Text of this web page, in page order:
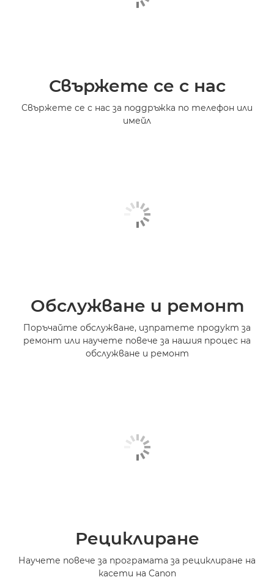
Свържете се с нас
Свържете се с нас за поддръжка по телефон или
имейл
Обслужване и ремонт
Поръчайте обслужване, изпратете продукт за
ремонт или научете повече за нашия процес на
обслужване и ремонт
Рециклиране
Научете повече за програмата за рециклиране на
касети на Canon